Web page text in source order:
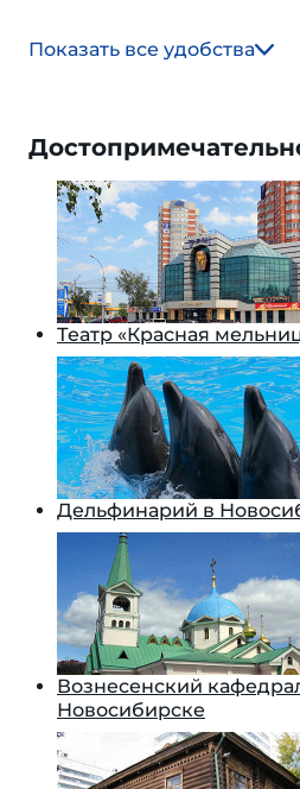
Показать все удобства
Театр «Красная
Дельфинарий в
Вознесенский
Новосибирске